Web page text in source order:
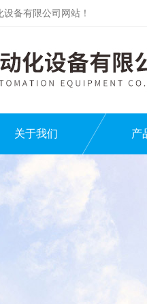
备有限公司网站！
关于我们 产